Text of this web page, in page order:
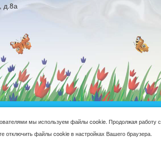
д.8а
Союза М.Н. Алексеева © 2016-2026
с ❤ вООО "Проводник"
мы используем файлы cookie. Продолжая работу
отключить файлы cookie в настройках Вашего браузера.